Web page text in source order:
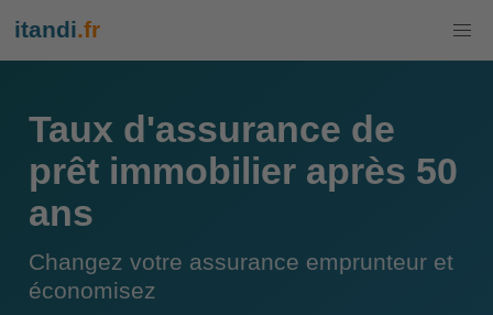
itandi.fr
Taux d'assurance de
prêt immobilier après 50
ans
Changez votre assurance emprunteur et
économisez